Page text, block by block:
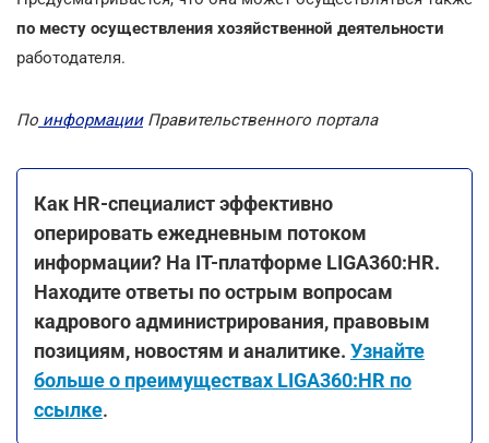
по месту осуществления хозяйственной деятельности
работодателя.
По информацииПравительственного портала
Как HR-специалист эффективно
оперировать ежедневным потоком
информации? На ІТ-платформе LIGA360:HR.
Находите ответы по острым вопросам
кадрового администрирования, правовым
позициям, новостям и аналитике. Узнайте
больше о преимуществах LIGA360:HR по
ссылке.